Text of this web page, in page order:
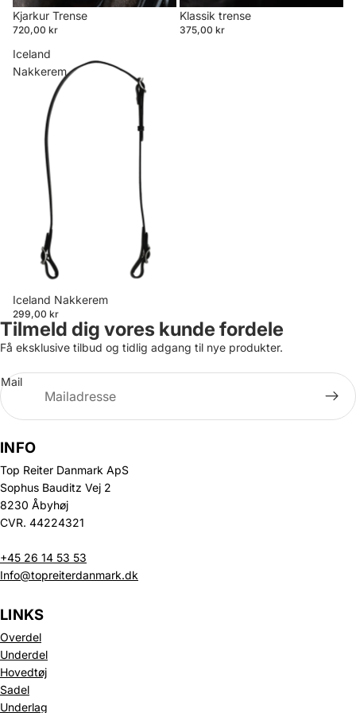
Kjarkur Trense
720,00 kr
Klassik trense
375,00 kr
Iceland
Nakkerem
Iceland Nakkerem
299,00 kr
Tilmeld dig vores kunde fordele
Få eksklusive tilbud og tidlig adgang til nye produkter.
Mail
INFO
Top Reiter Danmark ApS
Sophus Bauditz Vej 2
8230 Åbyhøj
CVR. 44224321
+45 26 14 53 53
Info@topreiterdanmark.dk
LINKS
Overdel
Underdel
Hovedtøj
Sadel
Underlag